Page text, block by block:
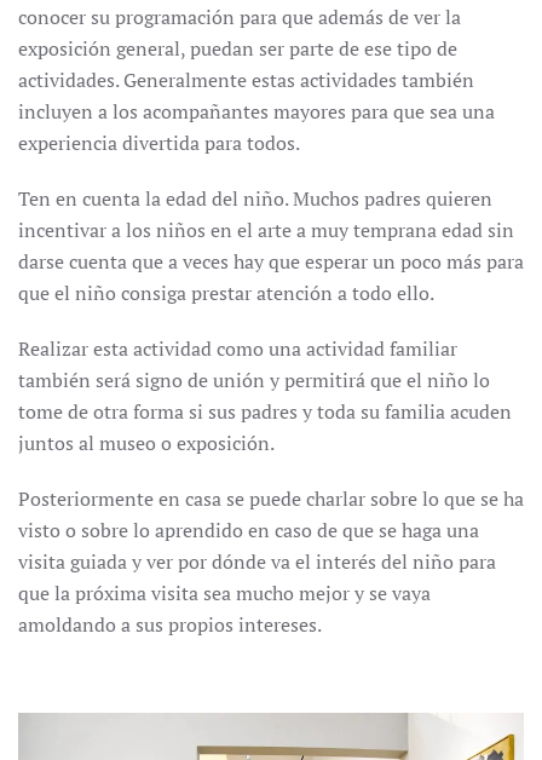
conocer su programación para que además de ver la
exposición general, puedan ser parte de ese tipo de
actividades. Generalmente estas actividades también
incluyen a los acompañantes mayores para que sea una
experiencia divertida para todos.
Ten en cuenta la edad del niño. Muchos padres quieren
incentivar a los niños en el arte a muy temprana edad sin
darse cuenta que a veces hay que esperar un poco más para
que el niño consiga prestar atención a todo ello.
Realizar esta actividad como una actividad familiar
también será signo de unión y permitirá que el niño lo
tome de otra forma si sus padres y toda su familia acuden
juntos al museo o exposición.
Posteriormente en casa se puede charlar sobre lo que se ha
visto o sobre lo aprendido en caso de que se haga una
visita guiada y ver por dónde va el interés del niño para
que la próxima visita sea mucho mejor y se vaya
amoldando a sus propios intereses.